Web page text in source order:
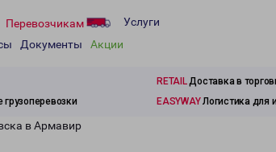
Перевозчикам
Услуги
Документы Акции
RETAILДоставка в
EASYWAYЛогистика для
в Армавир